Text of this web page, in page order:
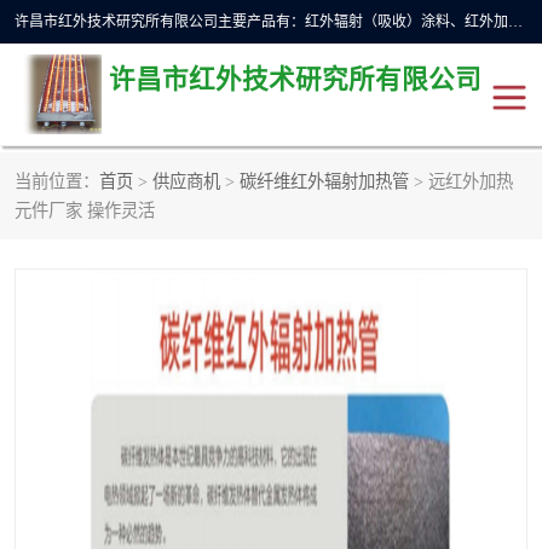
许昌市红外技术研究所有限公司主要产品有：红外辐射（吸收）涂料、红外加热元件、红外辐射加热模块（板）、红外辐射加热炉（箱）、快速红外辐射加热器、系列高端红外加热实验设备、系列红外加热控制器等。
许昌市红外技术研究所有限公司
当前位置： 首页 > 供应商机 > 碳纤维红外辐射加热管 > 远红外加热
元件厂家 操作灵活
红外加热设备
红外辐射加热模块 定制红外加热实验设备
红外辐射吸收涂料
高端红外加热实验设备 电工电气
高温涂料 红外加热控制器